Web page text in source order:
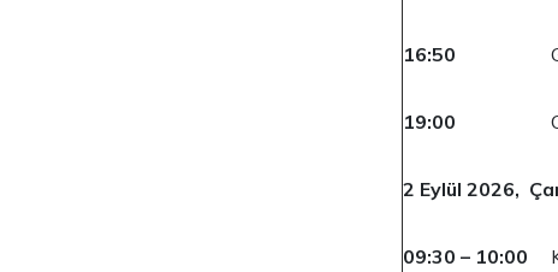
16:50
19:00
2 Eylül 2026,
09:30 – 10:00